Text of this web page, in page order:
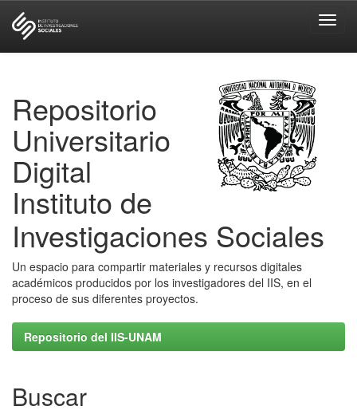
Repositorio
Universitario
Digital
Instituto de
Investigaciones Sociales
Un espacio para compartir materiales y recursos digitales
académicos producidos por los investigadores del IIS, en el
proceso de sus diferentes proyectos.
Repositorio del IIS-UNAM
Buscar